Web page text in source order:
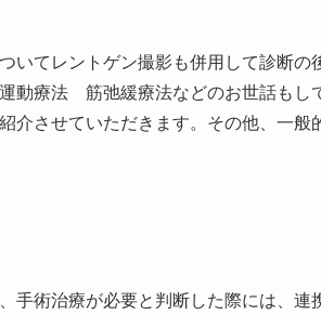
てレントゲン撮影も併用して診断の
運動療法 筋弛緩療法などのお世話も
介させていただきます。その他、一
術治療が必要と判断した際には、連